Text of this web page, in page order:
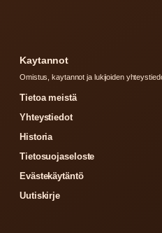
Kaytannot
Omistus, kaytannot ja lukijoiden
Tietoa meistä
Yhteystiedot
Historia
Tietosuojaseloste
Evästekäytäntö
Uutiskirje